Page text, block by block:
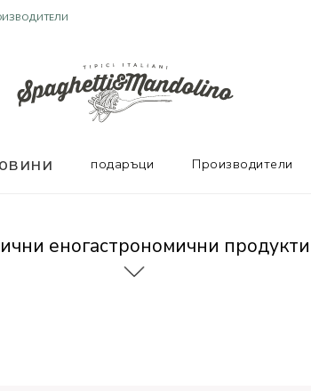
еногастрономични продукти
подаръци Производители